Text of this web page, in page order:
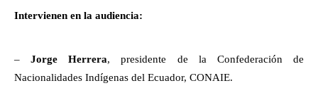
Intervienen en la audiencia:
– Jorge Herrera, presidente de la Confederación de
Nacionalidades Indígenas del Ecuador, CONAIE.